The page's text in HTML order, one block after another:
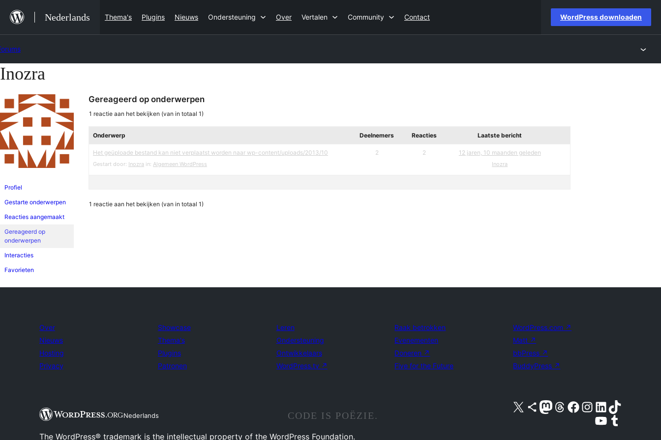
naar
de
inhoud
Nederlands Thema's Plugins Nieuws Ondersteuning Over Vertalen Community Contact WordPress downloaden
Ga
de
inhoud
Inozra
Profiel
Gestarte onderwerpen
Reacties aangemaakt
Gereageerd op
onderwerpen
Interacties
Favorieten
Gereageerd op onderwerpen
1 reactie aan het bekijken (van in totaal 1)
Onderwerp Deelnemers Reacties Laatste bericht
Het geüploade bestand kan niet verplaatst worden naar wp-content/uploads/2013/10
Gestart door: Inozra in: Algemeen WordPress
2 2 12 jaren, 10 maanden geleden
Inozra
1 reactie aan het bekijken (van in totaal 1)
Over
Nieuws
Hosting
Privacy
Showcase
Thema's
Plugins
Patronen
Leren
Ondersteuning
Ontwikkelaars
WordPress.tv ↗
Raak betrokken
Evenementen
Doneren ↗
Five for the Future
WordPress.com ↗
Matt ↗
bbPress ↗
BuddyPress ↗
Nederlands
Bezoek ons X (voorheen Twitter) account
Bezoek ons Bluesky account
Bezoek ons Mastodon account
Bezoek ons Threads account
Onze Facebook pagina bezoeken
Bezoek ons Instagram account
Bezoek ons LinkedIn account
Bezoek ons TikTok account
Bezoek ons YouTube kanaalBezoek ons Tumblr account
CODE IS POËZIE.
The WordPress® trademark is the intellectual property of the WordPress Foundation.